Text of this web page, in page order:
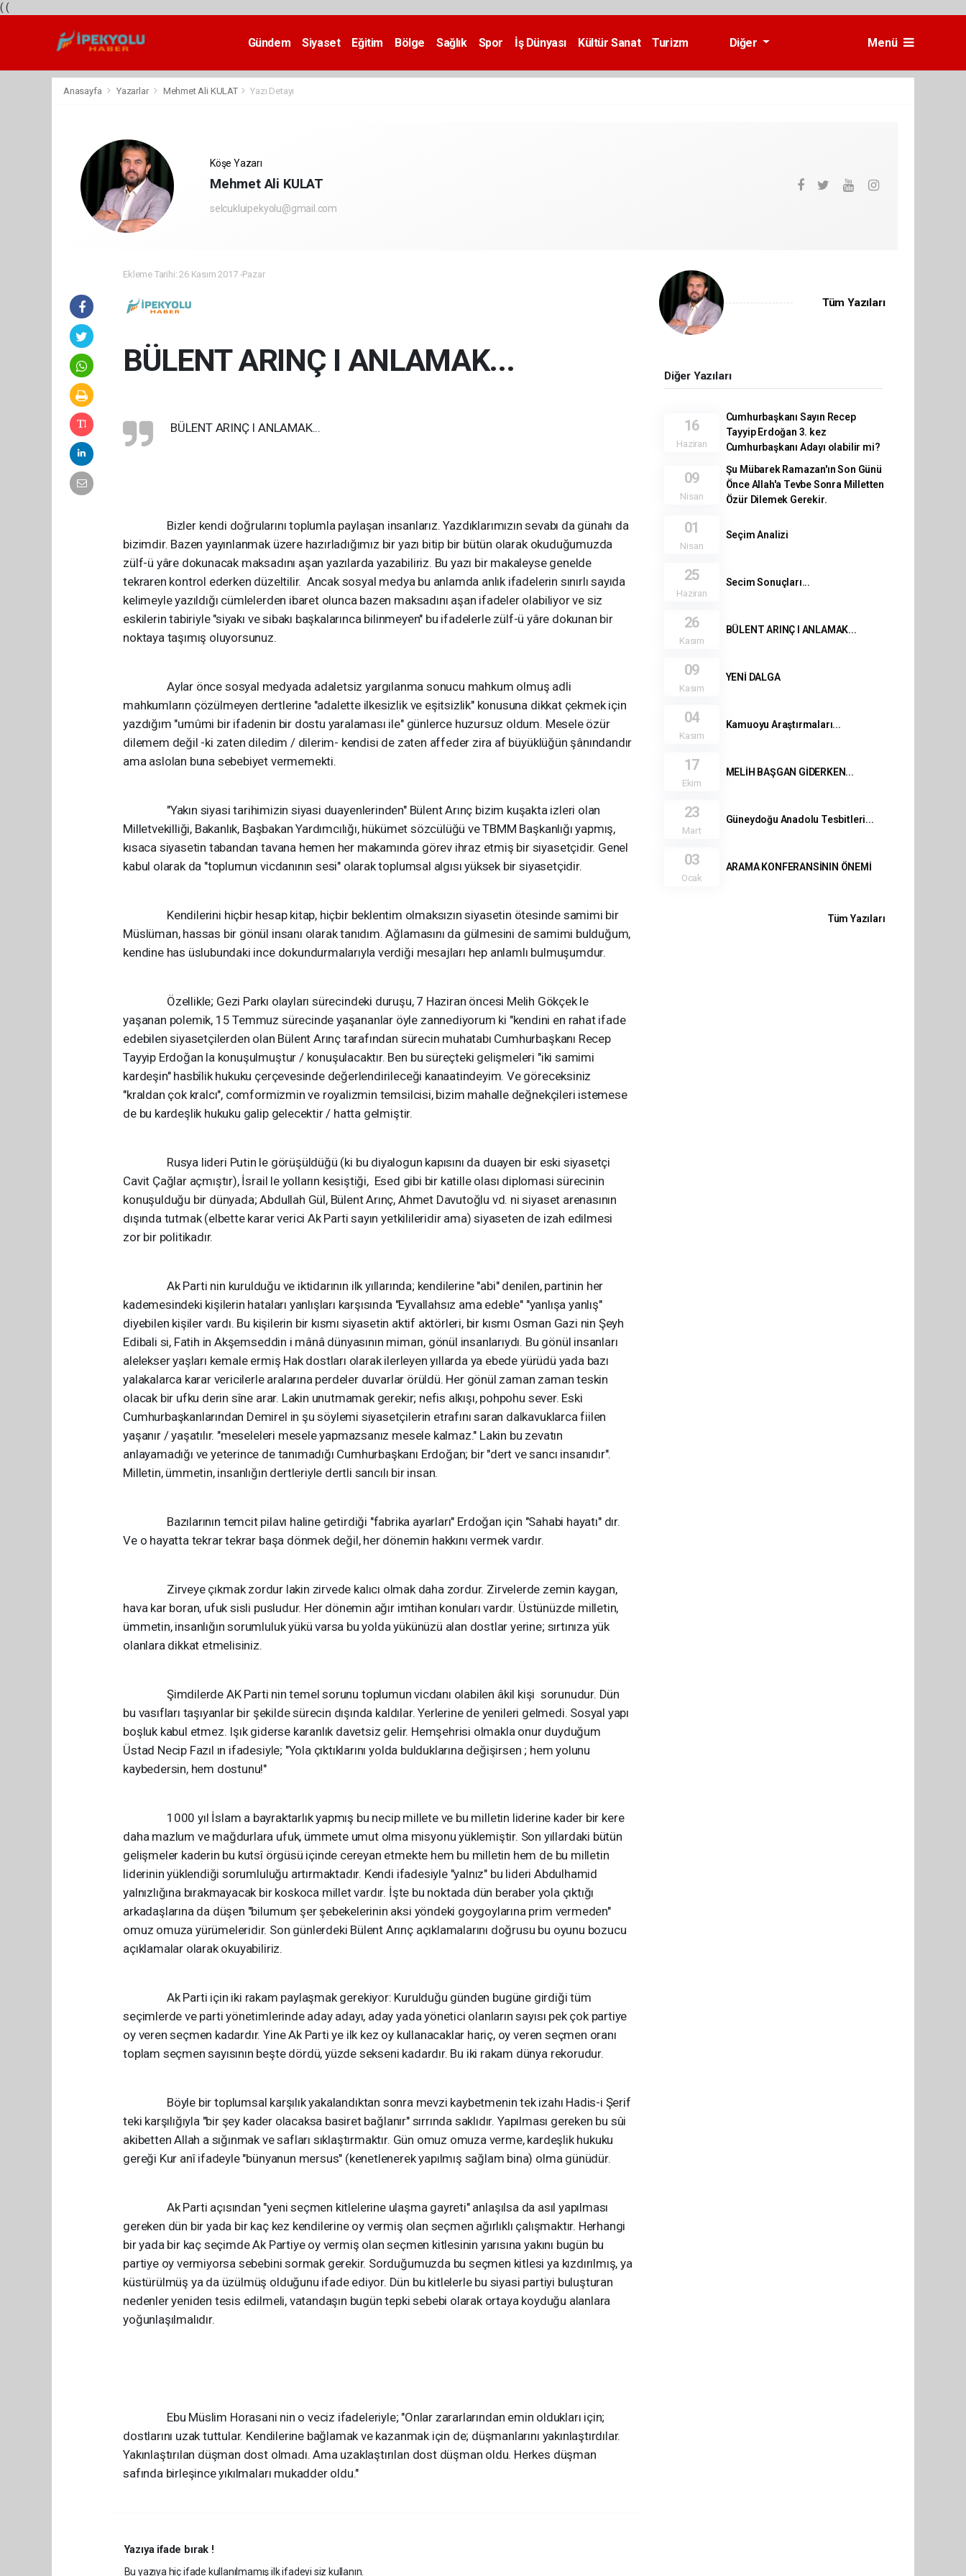
( (
Gündem Siyaset Eğitim Bölge Sağlık Spor İş Dünyası Kültür Sanat
Turizm
Diğer Menü
Anasayfa Yazarlar Mehmet Ali KULAT Yazı Detayı
Köşe Yazarı
Mehmet Ali KULAT
selcukluipekyolu@gmail.com
Ekleme Tarihi: 26 Kasım 2017 -Pazar
BÜLENT ARINÇ I ANLAMAK...
BÜLENT ARINÇ I ANLAMAK...
Bizler kendi doğrularını toplumla paylaşan insanlarız. Yazdıklarımızın sevabı da günahı da
bizimdir. Bazen yayınlanmak üzere hazırladığımız bir yazı bitip bir bütün olarak okuduğumuzda
zülf-ü yâre dokunacak maksadını aşan yazılarda yazabiliriz. Bu yazı bir makaleyse genelde
tekraren kontrol ederken düzeltilir. Ancak sosyal medya bu anlamda anlık ifadelerin sınırlı sayıda
kelimeyle yazıldığı cümlelerden ibaret olunca bazen maksadını aşan ifadeler olabiliyor ve siz
eskilerin tabiriyle "siyakı ve sibakı başkalarınca bilinmeyen" bu ifadelerle zülf-ü yâre dokunan bir
noktaya taşımış oluyorsunuz.
Aylar önce sosyal medyada adaletsiz yargılanma sonucu mahkum olmuş adli
mahkumların çözülmeyen dertlerine "adalette ilkesizlik ve eşitsizlik" konusuna dikkat çekmek için
yazdığım "umûmi bir ifadenin bir dostu yaralaması ile" günlerce huzursuz oldum. Mesele özür
dilemem değil -ki zaten diledim / dilerim- kendisi de zaten affeder zira af büyüklüğün şânındandır
ama aslolan buna sebebiyet vermemekti.
"Yakın siyasi tarihimizin siyasi duayenlerinden" Bülent Arınç bizim kuşakta izleri olan
Milletvekilliği, Bakanlık, Başbakan Yardımcılığı, hükümet sözcülüğü ve TBMM Başkanlığı yapmış,
kısaca siyasetin tabandan tavana hemen her makamında görev ihraz etmiş bir siyasetçidir. Genel
kabul olarak da "toplumun vicdanının sesi" olarak toplumsal algısı yüksek bir siyasetçidir.
Kendilerini hiçbir hesap kitap, hiçbir beklentim olmaksızın siyasetin ötesinde samimi bir
Müslüman, hassas bir gönül insanı olarak tanıdım. Ağlamasını da gülmesini de samimi bulduğum,
kendine has üslubundaki ince dokundurmalarıyla verdiği mesajları hep anlamlı bulmuşumdur.
Özellikle; Gezi Parkı olayları sürecindeki duruşu, 7 Haziran öncesi Melih Gökçek le
yaşanan polemik, 15 Temmuz sürecinde yaşananlar öyle zannediyorum ki "kendini en rahat ifade
edebilen siyasetçilerden olan Bülent Arınç tarafından sürecin muhatabı Cumhurbaşkanı Recep
Tayyip Erdoğan la konuşulmuştur / konuşulacaktır. Ben bu süreçteki gelişmeleri "iki samimi
kardeşin" hasbîlik hukuku çerçevesinde değerlendirileceği kanaatindeyim. Ve göreceksiniz
"kraldan çok kralcı", comformizmin ve royalizmin temsilcisi, bizim mahalle değnekçileri istemese
de bu kardeşlik hukuku galip gelecektir / hatta gelmiştir.
Rusya lideri Putin le görüşüldüğü (ki bu diyalogun kapısını da duayen bir eski siyasetçi
Cavit Çağlar açmıştır), İsrail le yolların kesiştiği, Esed gibi bir katille olası diplomasi sürecinin
konuşulduğu bir dünyada; Abdullah Gül, Bülent Arınç, Ahmet Davutoğlu vd. ni siyaset arenasının
dışında tutmak (elbette karar verici Ak Parti sayın yetkilileridir ama) siyaseten de izah edilmesi
zor bir politikadır.
Ak Parti nin kurulduğu ve iktidarının ilk yıllarında; kendilerine "abi" denilen, partinin her
kademesindeki kişilerin hataları yanlışları karşısında "Eyvallahsız ama edeble" "yanlışa yanlış"
diyebilen kişiler vardı. Bu kişilerin bir kısmı siyasetin aktif aktörleri, bir kısmı Osman Gazi nin Şeyh
Edibali si, Fatih in Akşemseddin i mânâ dünyasının mimarı, gönül insanlarıydı. Bu gönül insanları
alelekser yaşları kemale ermiş Hak dostları olarak ilerleyen yıllarda ya ebede yürüdü yada bazı
yalakalarca karar vericilerle aralarına perdeler duvarlar örüldü. Her gönül zaman zaman teskin
olacak bir ufku derin sîne arar. Lakin unutmamak gerekir; nefis alkışı, pohpohu sever. Eski
Cumhurbaşkanlarından Demirel in şu söylemi siyasetçilerin etrafını saran dalkavuklarca fiilen
yaşanır / yaşatılır. "meseleleri mesele yapmazsanız mesele kalmaz." Lakin bu zevatın
anlayamadığı ve yeterince de tanımadığı Cumhurbaşkanı Erdoğan; bir "dert ve sancı insanıdır".
Milletin, ümmetin, insanlığın dertleriyle dertli sancılı bir insan.
Bazılarının temcit pilavı haline getirdiği "fabrika ayarları" Erdoğan için "Sahabi hayatı" dır.
Ve o hayatta tekrar tekrar başa dönmek değil, her dönemin hakkını vermek vardır.
Zirveye çıkmak zordur lakin zirvede kalıcı olmak daha zordur. Zirvelerde zemin kaygan,
hava kar boran, ufuk sisli pusludur. Her dönemin ağır imtihan konuları vardır. Üstünüzde milletin,
ümmetin, insanlığın sorumluluk yükü varsa bu yolda yükünüzü alan dostlar yerine; sırtınıza yük
olanlara dikkat etmelisiniz.
Şimdilerde AK Parti nin temel sorunu toplumun vicdanı olabilen âkil kişi sorunudur. Dün
bu vasıfları taşıyanlar bir şekilde sürecin dışında kaldılar. Yerlerine de yenileri gelmedi. Sosyal yapı
boşluk kabul etmez. Işık giderse karanlık davetsiz gelir. Hemşehrisi olmakla onur duyduğum
Üstad Necip Fazıl ın ifadesiyle; "Yola çıktıklarını yolda bulduklarına değişirsen ; hem yolunu
kaybedersin, hem dostunu!"
1000 yıl İslam a bayraktarlık yapmış bu necip millete ve bu milletin liderine kader bir kere
daha mazlum ve mağdurlara ufuk, ümmete umut olma misyonu yüklemiştir. Son yıllardaki bütün
gelişmeler kaderin bu kutsî örgüsü içinde cereyan etmekte hem bu milletin hem de bu milletin
liderinin yüklendiği sorumluluğu artırmaktadır. Kendi ifadesiyle "yalnız" bu lideri Abdulhamid
yalnızlığına bırakmayacak bir koskoca millet vardır. İşte bu noktada dün beraber yola çıktığı
arkadaşlarına da düşen "bilumum şer şebekelerinin aksi yöndeki goygoylarına prim vermeden"
omuz omuza yürümeleridir. Son günlerdeki Bülent Arınç açıklamalarını doğrusu bu oyunu bozucu
açıklamalar olarak okuyabiliriz.
Ak Parti için iki rakam paylaşmak gerekiyor: Kurulduğu günden bugüne girdiği tüm
seçimlerde ve parti yönetimlerinde aday adayı, aday yada yönetici olanların sayısı pek çok partiye
oy veren seçmen kadardır. Yine Ak Parti ye ilk kez oy kullanacaklar hariç, oy veren seçmen oranı
toplam seçmen sayısının beşte dördü, yüzde sekseni kadardır. Bu iki rakam dünya rekorudur.
Böyle bir toplumsal karşılık yakalandıktan sonra mevzi kaybetmenin tek izahı Hadis-i Şerif
teki karşılığıyla "bir şey kader olacaksa basiret bağlanır" sırrında saklıdır. Yapılması gereken bu sûi
akibetten Allah a sığınmak ve safları sıklaştırmaktır. Gün omuz omuza verme, kardeşlik hukuku
gereği Kur anî ifadeyle "bünyanun mersus" (kenetlenerek yapılmış sağlam bina) olma günüdür.
Ak Parti açısından "yeni seçmen kitlelerine ulaşma gayreti" anlaşılsa da asıl yapılması
gereken dün bir yada bir kaç kez kendilerine oy vermiş olan seçmen ağırlıklı çalışmaktır. Herhangi
bir yada bir kaç seçimde Ak Partiye oy vermiş olan seçmen kitlesinin yarısına yakını bugün bu
partiye oy vermiyorsa sebebini sormak gerekir. Sorduğumuzda bu seçmen kitlesi ya kızdırılmış, ya
küstürülmüş ya da üzülmüş olduğunu ifade ediyor. Dün bu kitlelerle bu siyasi partiyi buluşturan
nedenler yeniden tesis edilmeli, vatandaşın bugün tepki sebebi olarak ortaya koyduğu alanlara
yoğunlaşılmalıdır.
Ebu Müslim Horasani nin o veciz ifadeleriyle; "Onlar zararlarından emin oldukları için;
dostlarını uzak tuttular. Kendilerine bağlamak ve kazanmak için de; düşmanlarını yakınlaştırdılar.
Yakınlaştırılan düşman dost olmadı. Ama uzaklaştırılan dost düşman oldu. Herkes düşman
safında birleşince yıkılmaları mukadder oldu."
Yazıya ifade bırak !
Bu yazıya hiç ifade kullanılmamış ilk ifadeyi siz kullanın.
Tüm Yazıları
Diğer Yazıları
16
Haziran
Cumhurbaşkanı Sayın Recep
Tayyip Erdoğan 3. kez
Cumhurbaşkanı Adayı olabilir mi?
09
Nisan
Şu Mübarek Ramazan'ın Son Günü
Önce Allah'a Tevbe Sonra Milletten
Özür Dilemek Gerekir.
01
Nisan
Seçim Analizi
25
Haziran
Secim Sonuçları...
26
Kasım
BÜLENT ARINÇ I ANLAMAK...
09
Kasım
YENİ DALGA
04
Kasım
Kamuoyu Araştırmaları...
17
Ekim
MELİH BAŞGAN GİDERKEN...
23
Mart
Güneydoğu Anadolu Tesbitleri...
03
Ocak
ARAMA KONFERANSİNIN ÖNEMİ
Tüm Yazıları